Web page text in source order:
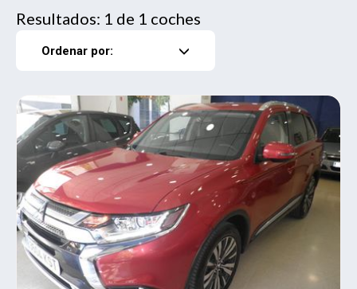
Resultados: 1 de 1 coches
Ordenar por: